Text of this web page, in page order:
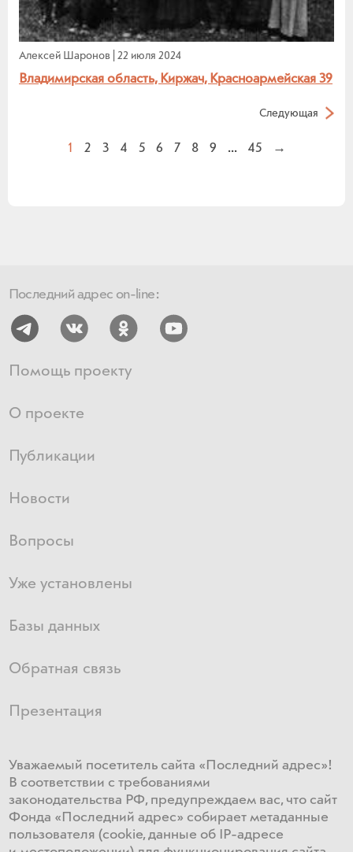
Алексей Шаронов 22 июля 2024
Владимирская область, Киржач, Красноармейская 39
Следующая
1 2 3 4 5 6 7 8 9 ... 45 →
Последний адрес on-line:
Помощь проекту
О проекте
Публикации
Новости
Вопросы
Уже установлены
Базы данных
Обратная связь
Презентация
Уважаемый посетитель сайта «Последний адрес»!
В соответствии с требованиями
законодательства РФ, предупреждаем вас, что сайт
Фонда «Последний адрес» собирает метаданные
пользователя (cookie, данные об IP-адресе